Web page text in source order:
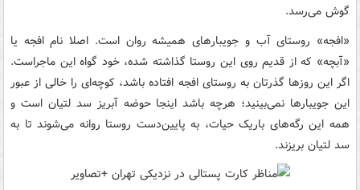
گوش می‌رسد.
«افجه» روستای آب و جویبارهای همیشه روان است. اصلا نام افجه یا
«آبچه» که از قدیم روی این روستا گذاشته شده، خود گواه این ماجراست.
اگر این روزها گذرتان به روستای افجه افتاده باشد، کوچه‌ای را خالی از عبور
این جویبارها نمی‌بینید؛ هرچه باشد اینجا حوضه آبریز سد لتیان است و
همه این رگه‌های باریک حیات، به پایین‌دست روستا روانه می‌شوند تا به
سد لتیان بریزند.